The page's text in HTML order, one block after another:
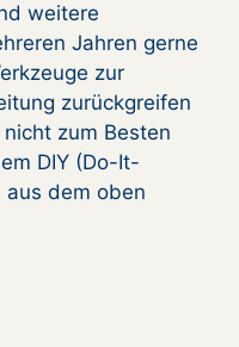
weitere
Jahren gerne
zur
zurückgreifen
zum Besten
DIY (Do-It-
aus dem oben